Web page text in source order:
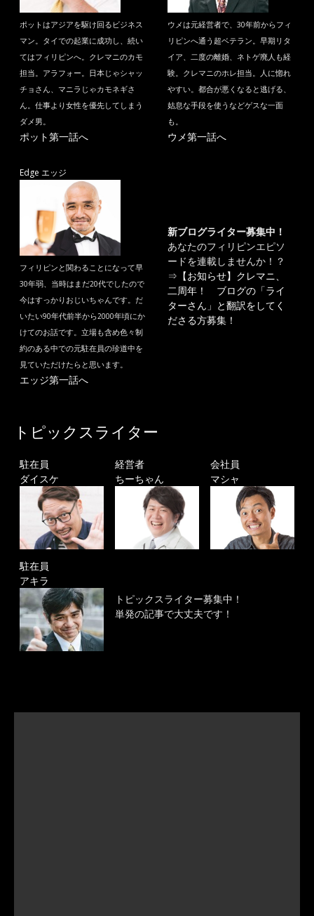
ポットはアジアを駆け回るビジネス
マン。タイでの起業に成功し、続い
てはフィリピンへ。クレマニのカモ
担当。アラフォー。日本じゃシャッ
チョさん、マニラじゃカモネギさ
ん。仕事より女性を優先してしまう
ダメ男。
ポット第一話へ
ウメは元経営者で、30年前からフィ
リピンへ通う超ベテラン。早期リタ
イア、二度の離婚、ネトゲ廃人も経
験。クレマニのホレ担当。人に惚れ
やすい。都合が悪くなると逃げる、
姑息な手段を使うなどゲスな一面
も。
ウメ第一話へ
Edge エッジ
フィリピンと関わることになって早
30年弱、当時はまだ20代でしたので
今はすっかりおじいちゃんです。だ
いたい90年代前半から2000年頃にか
けてのお話です。立場も含め色々制
約のある中での元駐在員の珍道中を
見ていただけたらと思います。
エッジ第一話へ
新ブログライター募集中！
あなたのフィリピンエピソ
ードを連載しませんか！？
⇒ 【お知らせ】クレマニ、
二周年！ ブログの「ライ
ターさん」と翻訳をしてく
ださる方募集！
トピックスライター
駐在員
ダイスケ
経営者
ちーちゃん
会社員
マシャ
駐在員
アキラ
トピックスライター募集中！
単発の記事で大丈夫です！